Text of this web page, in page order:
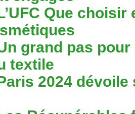
Que
grand pas
textile
2024